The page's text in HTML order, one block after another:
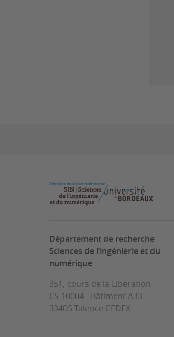
Département de recherche
Sciences de l’ingénierie et du
numérique
351, cours de la Libération
CS 10004 - Bâtiment A33
33405 Talence CEDEX